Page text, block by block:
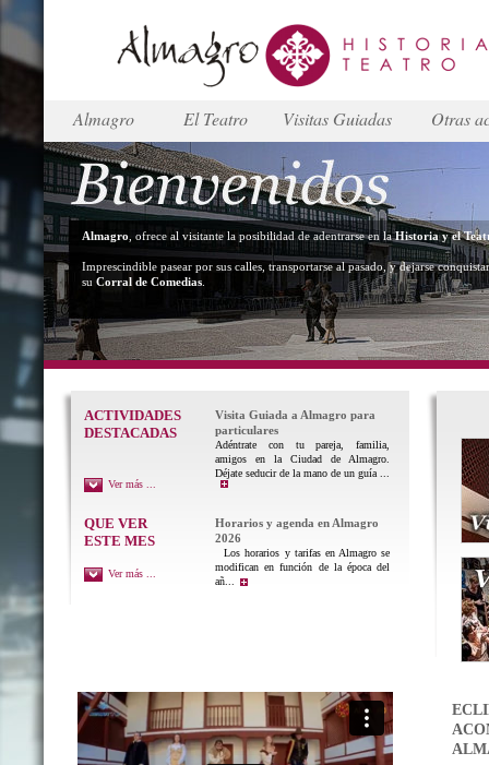
Almagro El Teatro Visitas Guiadas Otras
Almagro , ofrece al visitante la posibilidad de adentrarse en laHistoria y el
Imprescindible pasear por sus calles, transportarse al pasado, y dejarse
su Corral de Comedias
ACTIVIDADES
DESTACADAS
Visita Guiada a Almagro para
particulares
Adéntrate con tu pareja, familia,
amigos en la Ciudad de Almagro.
Déjate seducir de la mano de un guía ...
Ver más ...
QUE VER
ESTE MES
Horarios y agenda en Almagro
2026
Los horarios y tarifas en Almagro se
modifican en función de la época del
añ...
Ver más ...